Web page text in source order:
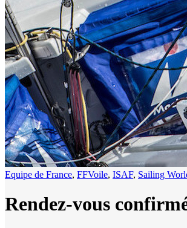
Equipe de France, FFVoile, ISAF, Sailing
Rendez-vous